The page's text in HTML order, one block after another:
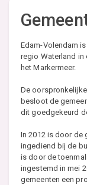
Edam-Volendam
regio Waterland in
het Markermeer.
De
besloot de
dit goedgekeurd
In 2012 is door de
ingediend bij de
is door de
ingestemd in mei
gemeenten een